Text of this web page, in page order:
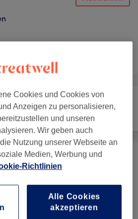
Friseur
Coloration &
ab 20 €
Cookies und Cookies von
Anzeigen zu personalisieren,
und unseren
Wir geben auch
Nutzung unserer Webseite an
Medien, Werbung und
Richtlinien
Alle Cookies
akzeptieren